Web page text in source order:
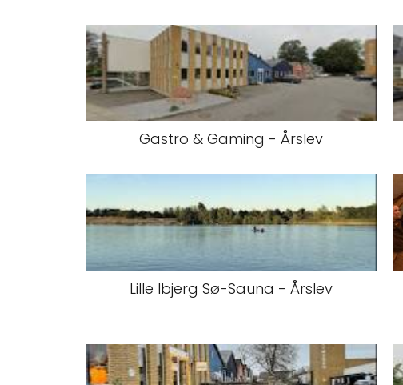
Gastro & Gaming - Årslev
Lille Ibjerg Sø-Sauna - Årslev